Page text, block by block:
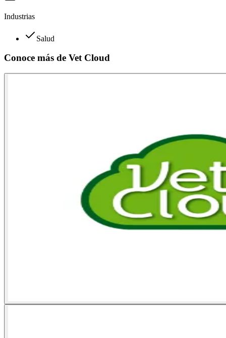
Industrias
Salud
Conoce más de Vet Cloud